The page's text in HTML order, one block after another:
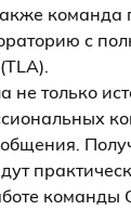
команда
с
не только
команды